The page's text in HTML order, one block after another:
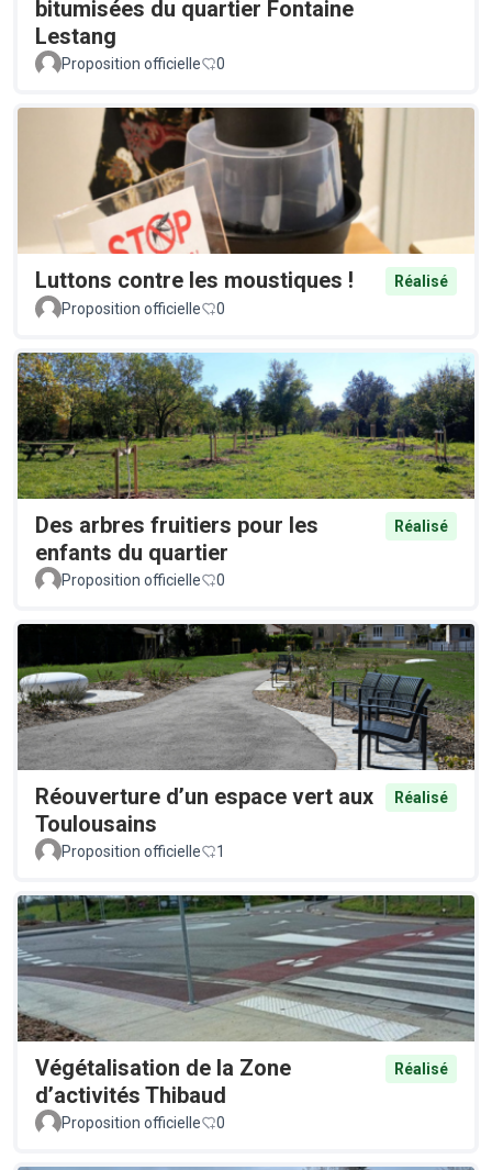
bitumisées du quartier Fontaine
Lestang
Proposition officielle 0
Luttons contre les moustiques !
Réalisé
Proposition officielle
0
Des arbres fruitiers pour les
enfants du quartier
Réalisé
Proposition officielle 0
Réouverture d’un espace vert aux
Toulousains
Réalisé
Proposition officielle 1
Végétalisation de la Zone
d’activités Thibaud
Réalisé
Proposition officielle 0